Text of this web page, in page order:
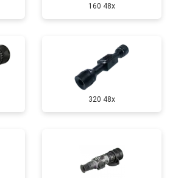
160 48x
320 48x